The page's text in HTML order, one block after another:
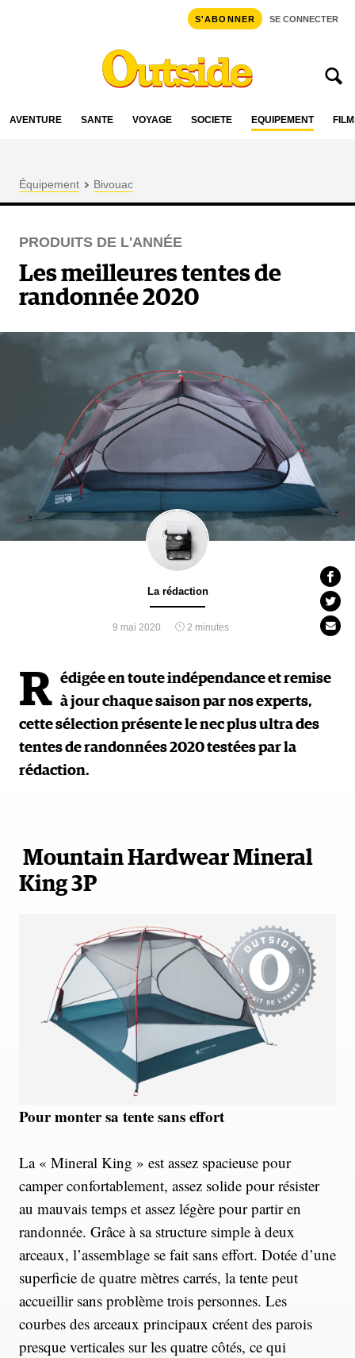
S'ABONNER SE CONNECTER
AVENTURE SANTÉ VOYAGE SOCIÉTÉ ÉQUIPEMENT
Équipement Bivouac
PRODUITS DE L'ANNÉE
Les meilleures tentes de
randonnée 2020
La rédaction
9 mai 2020 2 minutes
R édigée en toute indépendance et remise
à jour chaque saison par nos experts,
cette sélection présente le nec plus ultra des
tentes de randonnées 2020 testées par la
rédaction.
Mountain Hardwear Mineral
King 3P
Pour monter sa tente sans effort
La « Mineral King » est assez spacieuse pour
camper confortablement, assez solide pour résister
au mauvais temps et assez légère pour partir en
randonnée. Grâce à sa structure simple à deux
arceaux, l’assemblage se fait sans effort. Dotée d’une
superficie de quatre mètres carrés, la tente peut
accueillir sans problème trois personnes. Les
courbes des arceaux principaux créent des parois
presque verticales sur les quatre côtés, ce qui